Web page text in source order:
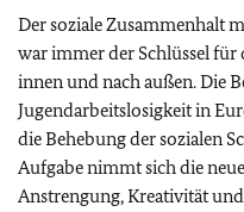
Der soziale Zusammenhalt
war immer der Schlüssel
innen und nach außen. Die
Jugendarbeitslosigkeit in
die Behebung der sozialen
Aufgabe nimmt sich die
Anstrengung, Kreativität